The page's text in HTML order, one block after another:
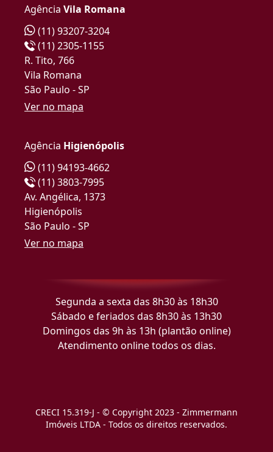
Agência Vila Romana
(11) 93207-3204
(11) 2305-1155
R. Tito, 766
Vila Romana
São Paulo - SP
Ver no mapa
Agência Higienópolis
(11) 94193-4662
(11) 3803-7995
Av. Angélica, 1373
Higienópolis
São Paulo - SP
Ver no mapa
Segunda a sexta das 8h30 às 18h30
Sábado e feriados das 8h30 às 13h30
Domingos das 9h às 13h (plantão online)
Atendimento online todos os dias.
CRECI 15.319-J - © Copyright 2023 - Zimmermann
Imóveis LTDA - Todos os direitos reservados.